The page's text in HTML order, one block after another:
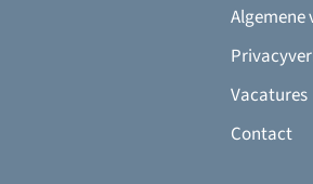
Algemene
Vacatures
Contact